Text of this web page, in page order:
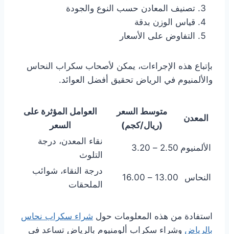
تصنيف المعادن حسب النوع والجودة
قياس الوزن بدقة
التفاوض على الأسعار
بإتباع هذه الإجراءات، يمكن لأصحاب سكراب النحاس
والألمنيوم في الرياض تحقيق أفضل العوائد.
المعدن
متوسط السعر
(ريال/كجم)
العوامل المؤثرة على
السعر
الألمنيوم 2.50 – 3.20
نقاء المعدن، درجة
التلوث
النحاس 13.00 – 16.00
درجة النقاء، شوائب
الملحقات
استفادة من هذه المعلومات حول شراء سكراب نحاس
بالرياض وشراء سكراب ألومنيوم بالرياض تساعد في